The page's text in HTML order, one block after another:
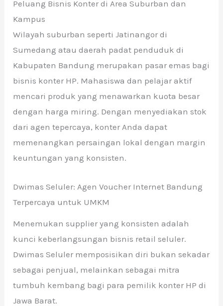
Peluang Bisnis Konter di Area Suburban dan
Kampus
Wilayah suburban seperti Jatinangor di
Sumedang atau daerah padat penduduk di
Kabupaten Bandung merupakan pasar emas bagi
bisnis konter HP. Mahasiswa dan pelajar aktif
mencari produk yang menawarkan kuota besar
dengan harga miring. Dengan menyediakan stok
dari agen tepercaya, konter Anda dapat
memenangkan persaingan lokal dengan margin
keuntungan yang konsisten.
Dwimas Seluler: Agen Voucher Internet Bandung
Terpercaya untuk UMKM
Menemukan supplier yang konsisten adalah
kunci keberlangsungan bisnis retail seluler.
Dwimas Seluler memposisikan diri bukan sekadar
sebagai penjual, melainkan sebagai mitra
tumbuh kembang bagi para pemilik konter HP di
Jawa Barat.